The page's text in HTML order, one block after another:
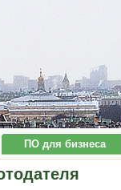
ПО для бизнеса